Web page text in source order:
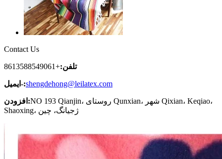
Contact Us
تلفن:+8613588549061
ایمیل-:shengdehong@leilatex.com
افزودن:NO 193 Qianjin، روستای Qunxian، شهر Qixian، Keqiao،
Shaoxing، ژجیانگ، چین